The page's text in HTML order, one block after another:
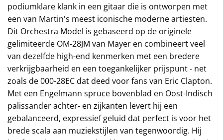
podiumklare klank in een gitaar die is ontworpen met
een van Martin's meest iconische moderne artiesten.
Dit Orchestra Model is gebaseerd op de originele
gelimiteerde OM-28JM van Mayer en combineert veel
van dezelfde high-end kenmerken met een bredere
verkrijgbaarheid en een toegankelijker prijspunt - net
zoals de 000-28EC dat deed voor fans van Eric Clapton.
Met een Engelmann spruce bovenblad en Oost-Indisch
palissander achter- en zijkanten levert hij een
gebalanceerd, expressief geluid dat perfect is voor het
brede scala aan muziekstijlen van tegenwoordig. Hij